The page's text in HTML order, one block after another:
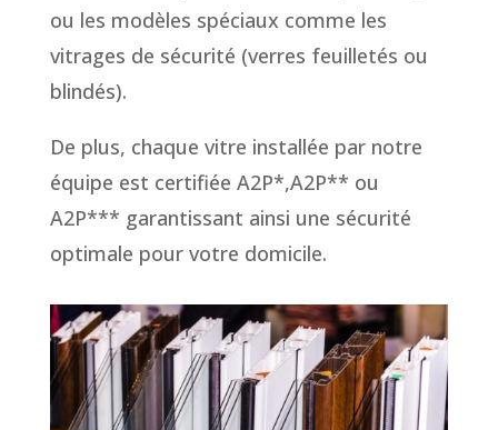
ou les modèles spéciaux comme les
vitrages de sécurité (verres feuilletés ou
blindés).
De plus, chaque vitre installée par notre
équipe est certifiée A2P*,A2P** ou
A2P*** garantissant ainsi une sécurité
optimale pour votre domicile.